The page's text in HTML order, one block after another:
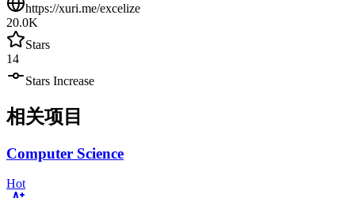
https://xuri.me/excelize
20.0K
Stars
14
Stars Increase
相关项目
Computer Science
Hot